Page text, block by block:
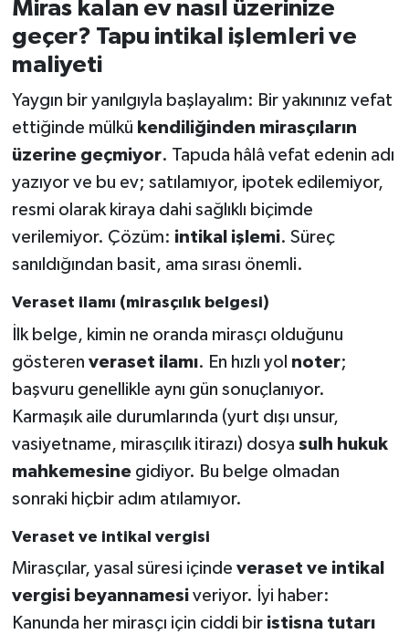
Miras kalan ev nasıl üzerinize
geçer? Tapu intikal işlemleri ve
maliyeti
Yaygın bir yanılgıyla başlayalım: Bir yakınınız vefat
ettiğinde mülkü kendiliğinden mirasçıların
üzerine geçmiyor. Tapuda hâlâ vefat edenin adı
yazıyor ve bu ev; satılamıyor, ipotek edilemiyor,
resmi olarak kiraya dahi sağlıklı biçimde
verilemiyor. Çözüm: intikal işlemi. Süreç
sanıldığından basit, ama sırası önemli.
Veraset ilamı (mirasçılık belgesi)
İlk belge, kimin ne oranda mirasçı olduğunu
gösteren veraset ilamı. En hızlı yol noter;
başvuru genellikle aynı gün sonuçlanıyor.
Karmaşık aile durumlarında (yurt dışı unsur,
vasiyetname, mirasçılık itirazı) dosya sulh hukuk
mahkemesinegidiyor. Bu belge olmadan
sonraki hiçbir adım atılamıyor.
Veraset ve intikal vergisi
Mirasçılar, yasal süresi içinde veraset ve intikal
vergisi beyannamesiveriyor. İyi haber:
Kanunda her mirasçı için ciddi bir istisna tutarı